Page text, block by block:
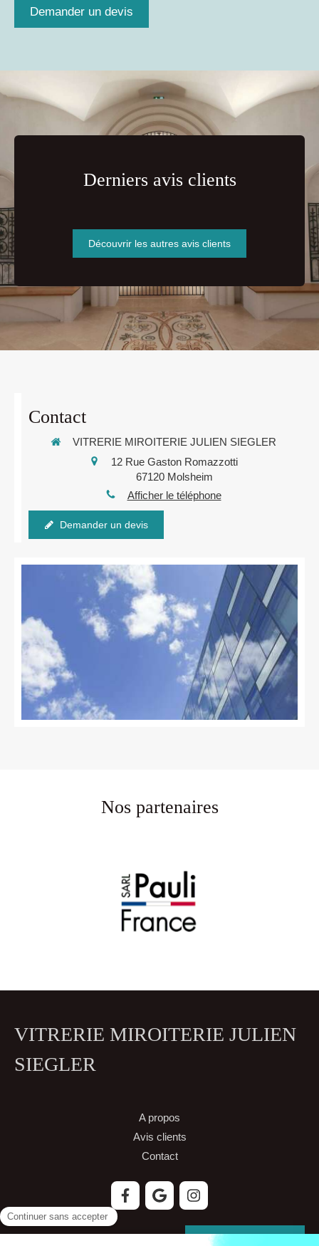
Demander un devis
Derniers avis clients
Découvrir les autres avis clients
Contact
VITRERIE MIROITERIE JULIEN SIEGLER
12 Rue Gaston Romazzotti
67120 Molsheim
Afficher le téléphone
Demander un devis
Nos partenaires
VITRERIE MIROITERIE JULIEN
SIEGLER
A propos
Avis clients
Contact
Demander un devis